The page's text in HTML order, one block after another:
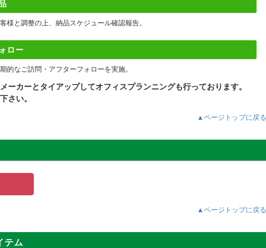
様と調整の上、納品スケジュール確認報告。
ロー
的なご訪問・アフターフォローを実施。
ーカーとタイアップしてオフィスプランニングも行っております。
さい。
▲ページトップに戻る
▲ページトップに戻る
テム